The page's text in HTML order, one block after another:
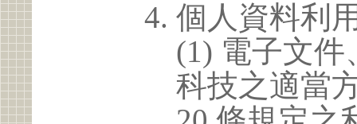
個人資料利
(1) 電子文
科技之適當